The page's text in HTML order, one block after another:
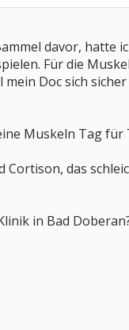
davor, hatte
Für die
Doc sich
Muskeln Tag für
das
in Bad